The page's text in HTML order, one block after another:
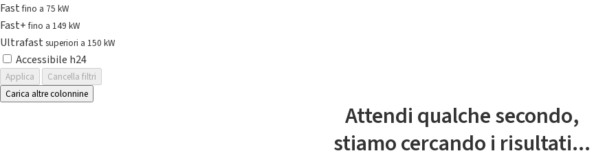
Fastfino a 75 kW
Fast+fino a 149 kW
Ultrafast superiori a 150 kW
Accessibile h24
Applica
Cancella filtri
Carica altre colonnine
Attendi qualche secondo,
stiamo cercando i risultati...